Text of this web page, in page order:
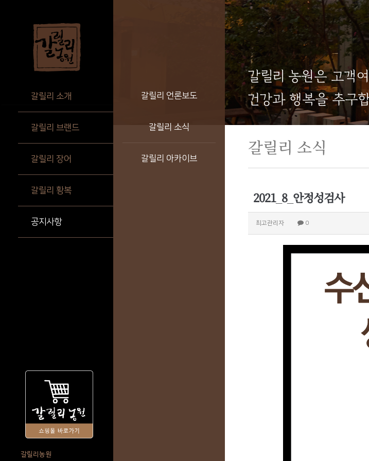
갈릴리 소개
갈릴리 브랜드
갈릴리 장어
갈릴리 황복
공지사항
갈릴리농원
갈릴리 농원은 고객
건강과 행복을 추구
갈릴리 소식
갈릴리 언론보도
갈릴리 소식
갈릴리 아카이브
2021_8_안정성검사
최고관리자 0